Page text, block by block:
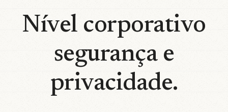
Nível corporativo
segurança e
privacidade.